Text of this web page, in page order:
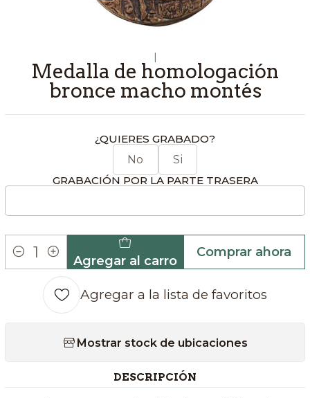
|
Medalla de homologación
bronce macho montés
¿QUIERES GRABADO?
No Si
GRABACIÓN POR LA PARTE TRASERA
Cantidad Agregar al carro
Comprar ahora
Agregar a la lista de favoritos
Mostrar stock de ubicaciones
DESCRIPCIÓN